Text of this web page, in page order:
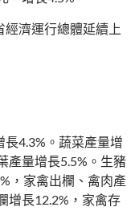
濟運行總體延續上
4.3%。蔬菜產量增
產量增長5.5%。生豬
，家禽出欄、禽肉產
增長12.2%，家禽存